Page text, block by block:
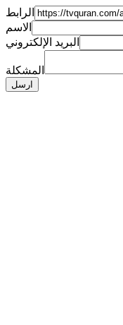
الرابط
الاسم
البريد الإلكتروني
المشكلة
ارسل